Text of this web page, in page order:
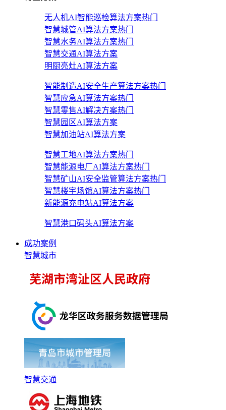
无人机AI智能巡检算法方案热门
智慧城管AI算法方案热门
智慧水务AI算法方案热门
智慧交通AI算法方案
明厨亮灶AI算法方案
智能制造AI安全生产算法方案热门
智慧应急AI算法方案热门
智慧零售AI解决方案热门
智慧园区AI算法方案
智慧加油站AI算法方案
智慧工地AI算法方案热门
智慧能源电厂AI算法方案热门
智慧矿山AI安全监管算法方案热门
智慧楼宇场馆AI算法方案热门
新能源充电站AI算法方案
智慧港口码头AI算法方案
成功案例
智慧城市
智慧交通